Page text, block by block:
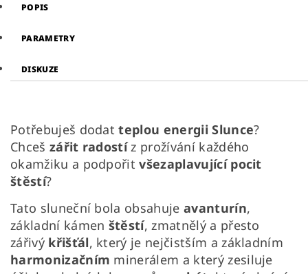
POPIS
PARAMETRY
DISKUZE
Potřebuješ dodatteplou energii Slunce?
Chceš zářit radostíz prožívání každého
okamžiku a podpořitvšezaplavující pocit
štěstí?
Tato sluneční bola obsahuje avanturín,
základní kámen štěstí, zmatnělý a přesto
zářivý křišťál, který je nejčistším a základním
harmonizačním minerálem a který zesiluje